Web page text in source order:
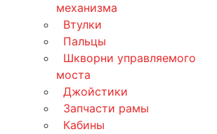
механизма
Втулки
Пальцы
Шкворни управляемого
моста
Джойстики
Запчасти рамы
Кабины